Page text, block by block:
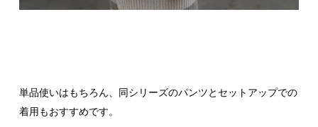
単品使いはもちろん、同シリーズのパンツとセットアップでの
着用もおすすめです。